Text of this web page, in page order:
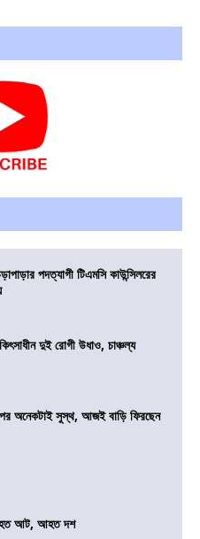
পদত্যাগী টিএমসি কাউন্সিলরের
দুই রোগী উধাও, চাঞ্চল্য
অনেকটাই সুস্থ, আজই বাড়ি ফিরছেন
নিহত আট, আহত দশ